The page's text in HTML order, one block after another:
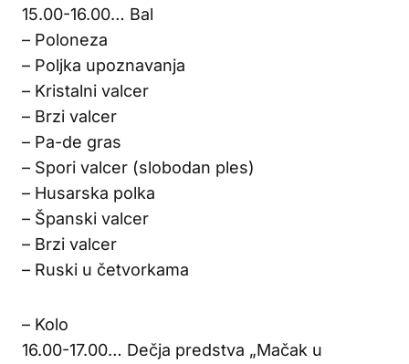
15.00-16.00… Bal
– Poloneza
– Poljka upoznavanja
– Kristalni valcer
– Brzi valcer
– Pa-de gras
– Spori valcer (slobodan ples)
– Husarska polka
– Španski valcer
– Brzi valcer
– Ruski u četvorkama
– Kolo
16.00-17.00… Dečja predstva „Mačak u